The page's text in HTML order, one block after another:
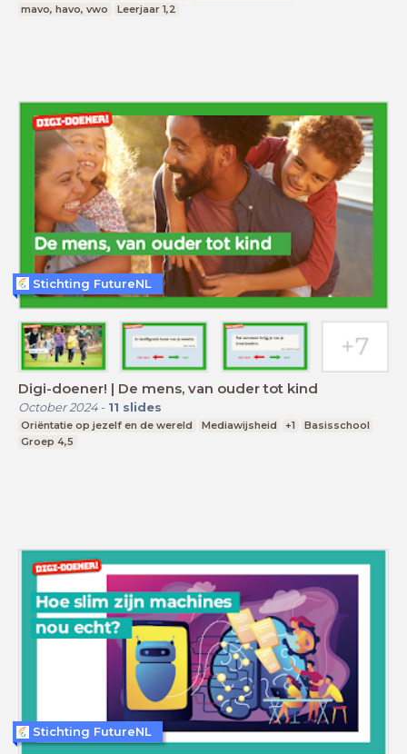
mavo, havo, vwo
Leerjaar 1,2
Digi-doener! | De mens, van ouder tot kind
October 2024- 11 slides
Oriëntatie op jezelf en de wereld Mediawijsheid +1
Basisschool
Groep 4,5
Stichting FutureNL
Stichting FutureNL